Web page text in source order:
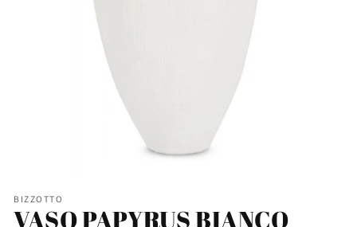
BIZZOTTO
VASO PAPYRUS BIANCO